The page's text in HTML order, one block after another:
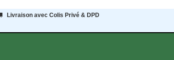
Livraison avec Colis Privé & DPD